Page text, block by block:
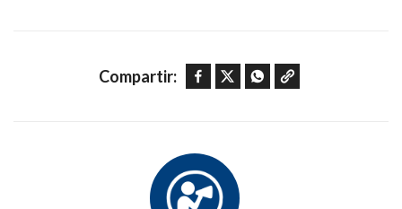
Compartir: Facebook Twitter WhatsApp Copy link